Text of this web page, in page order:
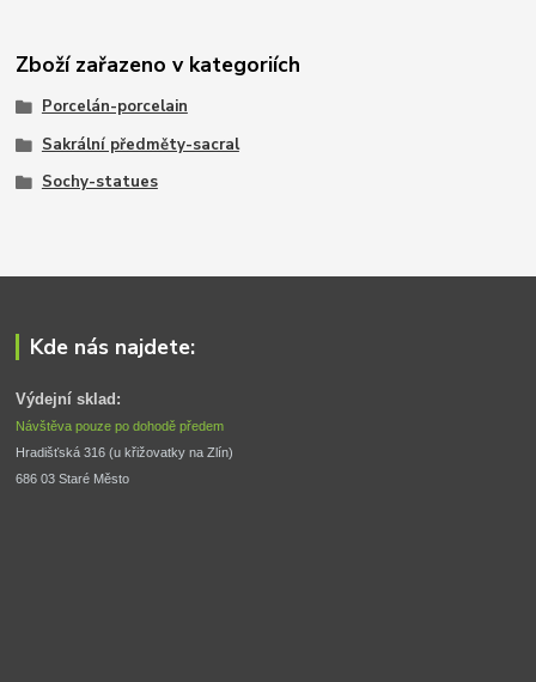
Zboží zařazeno v kategoriích
Porcelán-porcelain
Sakrální předměty-sacral
Sochy-statues
Kde nás najdete:
Výdejní sklad:
Návštěva pouze po dohodě předem
Hradišťská 316 (u křižovatky na Zlín)
686 03 Staré Město